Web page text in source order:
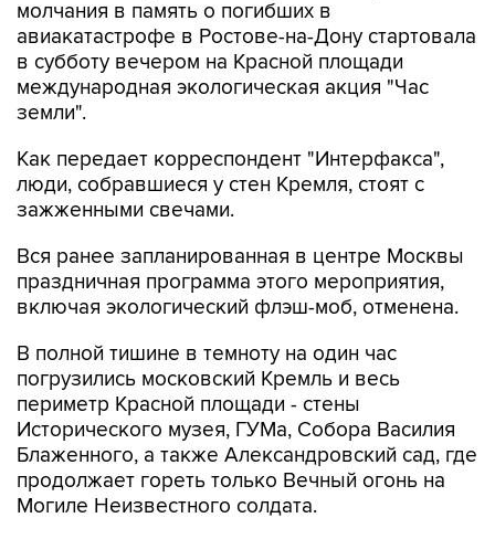
молчания в память о погибших в
авиакатастрофе в Ростове-на-Дону стартовала
в субботу вечером на Красной площади
международная экологическая акция "Час
земли".
Как передает корреспондент "Интерфакса",
люди, собравшиеся у стен Кремля, стоят с
зажженными свечами.
Вся ранее запланированная в центре Москвы
праздничная программа этого мероприятия,
включая экологический флэш-моб, отменена.
В полной тишине в темноту на один час
погрузились московский Кремль и весь
периметр Красной площади - стены
Исторического музея, ГУМа, Собора Василия
Блаженного, а также Александровский сад, где
продолжает гореть только Вечный огонь на
Могиле Неизвестного солдата.